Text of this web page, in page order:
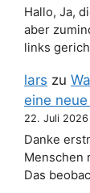
Hallo, Ja,
aber
links
lars zu
eine
22. Juli 2026
Danke
Menschen
Das